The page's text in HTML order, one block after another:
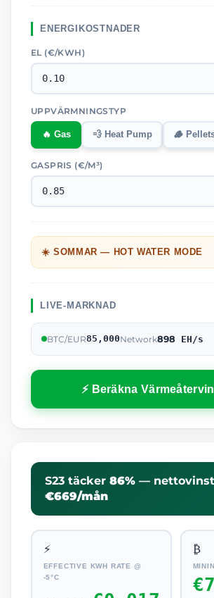
ENERGIKOSTNADER
EL (€/KWH)
UPPVÄRMNINGSTYP
🔥 Gas 💨 Heat Pump 🪵
GASPRIS (€/M³)
☀️ SOMMAR — HOT WATER MODE
LIVE-MARKNAD
BTC/EUR85,000Network898 EH/s
⚡ Beräkna
S23 täcker 86% — nettovinst
€669/mån
⚡
EFFECTIVE KWH RATE @
-5°C
₿